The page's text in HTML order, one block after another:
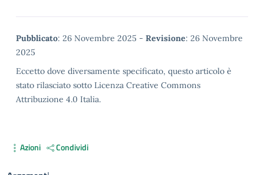
Metadata
Pubblicato: 26 Novembre 2025 - Revisione: 26 Novembre
2025
Eccetto dove diversamente specificato, questo articolo è
stato rilasciato sotto Licenza Creative Commons
Attribuzione 4.0 Italia.
Azioni Condividi